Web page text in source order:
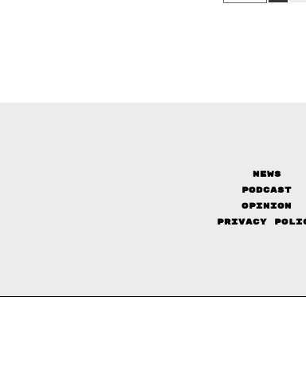
News
Podcast
Opinion
Privacy